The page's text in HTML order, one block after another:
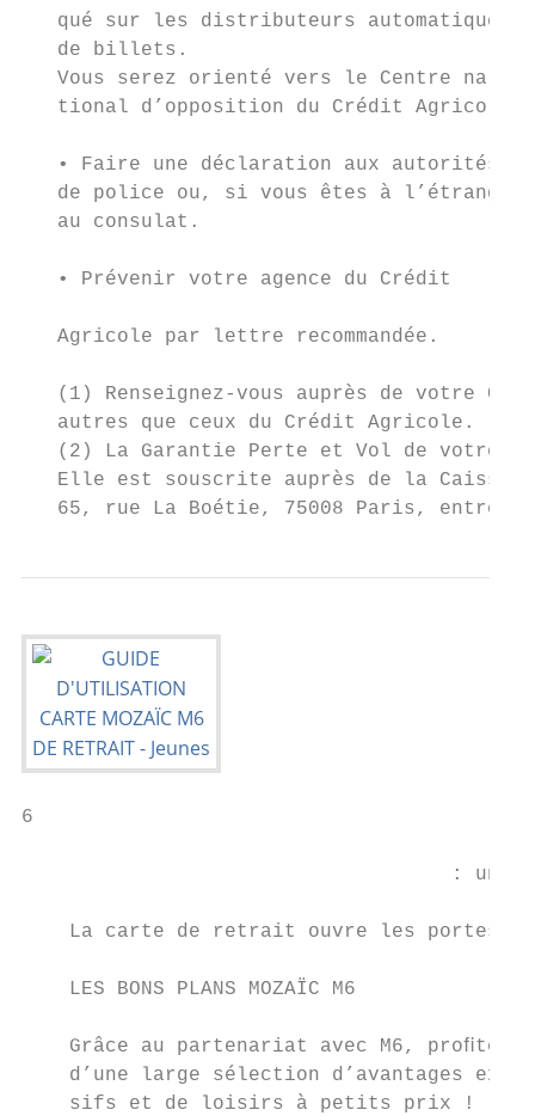
   qué sur les distributeurs automatiques
   de billets.
Vous serez orienté vers le Centre na-
   tional d’opposition du Crédit Agricole.
• Faire une déclaration aux autorités
de police ou, si vous êtes à
au consulat.
   • Prévenir votre agence du Crédit
   Agricole par lettre recommandée.
(1) Renseignez-vous auprès de votre
   autres que ceux du Crédit Agricole.
(2) La Garantie Perte et Vol de votre
Elle est souscrite auprès de la Caisse
65, rue La Boétie, 75008 Paris,
6
: un
La carte de retrait ouvre les portes
    LES BONS PLANS MOZAÏC M6
Grâce au partenariat avec M6, proﬁtez
d’une large sélection d’avantages
    sifs et de loisirs à petits prix !